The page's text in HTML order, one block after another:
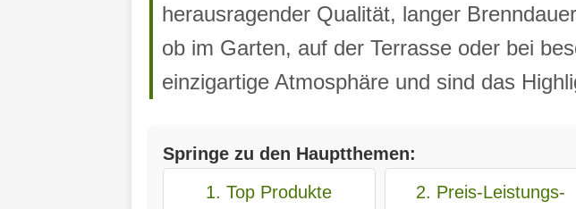
herausragender Qualität, langer
ob im Garten, auf der Terrasse oder bei
einzigartige Atmosphäre und sind das
Springe zu den Hauptthemen:
1. Top Produkte
2. Preis-Leistungs-